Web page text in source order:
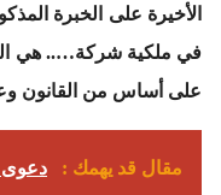
الأخيرة على الخبرة
في ملكية شركة….. هي
على أساس من القانون
مقال قد يهمك :
دعوى